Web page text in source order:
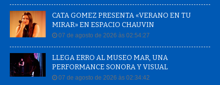
CATA GOMEZ PRESENTA «VERANO EN TU
MIRAR» EN ESPACIO CHAUVIN
07 de agosto de 2026 às 02:54:27
LLEGA ERRO AL MUSEO MAR, UNA
PERFORMANCE SONORA Y VISUAL
07 de agosto de 2026 às 02:34:42